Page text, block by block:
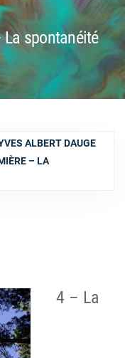
La spontanéité
ALBERT DAUGE
– LA
4 – La